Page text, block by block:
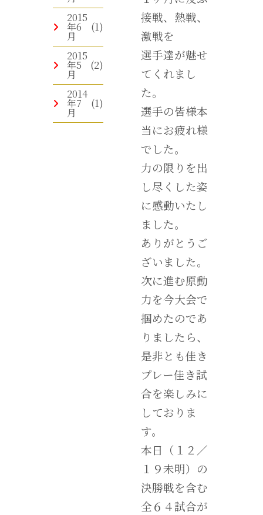
2015
年6
月
(1)
2015
年5
月
(2)
2014
年7
月
(1)
接戦、熱戦、
激戦を
選手達が魅せ
てくれまし
た。
選手の皆様本
当にお疲れ様
でした。
力の限りを出
し尽くした姿
に感動いたし
ました。
ありがとうご
ざいました。
次に進む原動
力を今大会で
掴めたのであ
りましたら、
是非とも佳き
プレー佳き試
合を楽しみに
しておりま
す。
本日（１２／
１９未明）の
決勝戦を含む
全６４試合が